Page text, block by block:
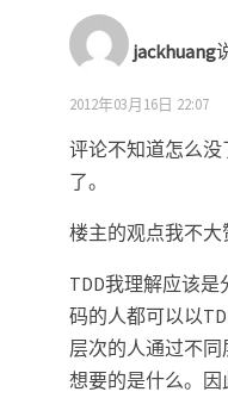
jackhuang
2012年03月16日 22:07
评论不知道怎么
了。
楼主的观点我不大
TDD我理解应该
码的人都可以以
层次的人通过不
想要的是什么。